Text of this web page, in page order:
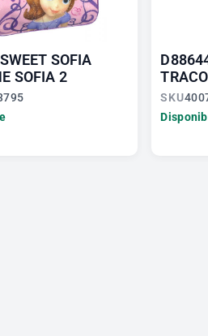
SOFIA
SOFIA 2
SKU